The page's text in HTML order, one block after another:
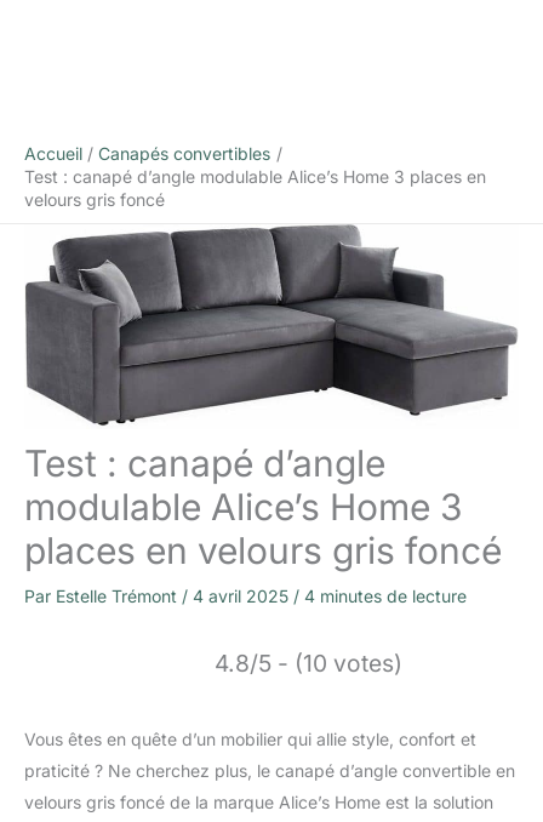
Accueil
Canapés convertibles
Test : canapé d’angle modulable Alice’s Home 3 places en
velours gris foncé
Test : canapé d’angle
modulable Alice’s Home 3
places en velours gris foncé
Par Estelle Trémont / 4 avril 2025 / 4 minutes de lecture
4.8/5 - (10 votes)
Vous êtes en quête d’un mobilier qui allie style, confort et
praticité ? Ne cherchez plus, le canapé d’angle convertible en
velours gris foncé de la marque Alice’s Home est la solution